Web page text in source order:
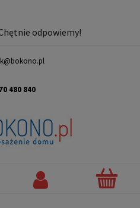
odpowiemy!
480 840